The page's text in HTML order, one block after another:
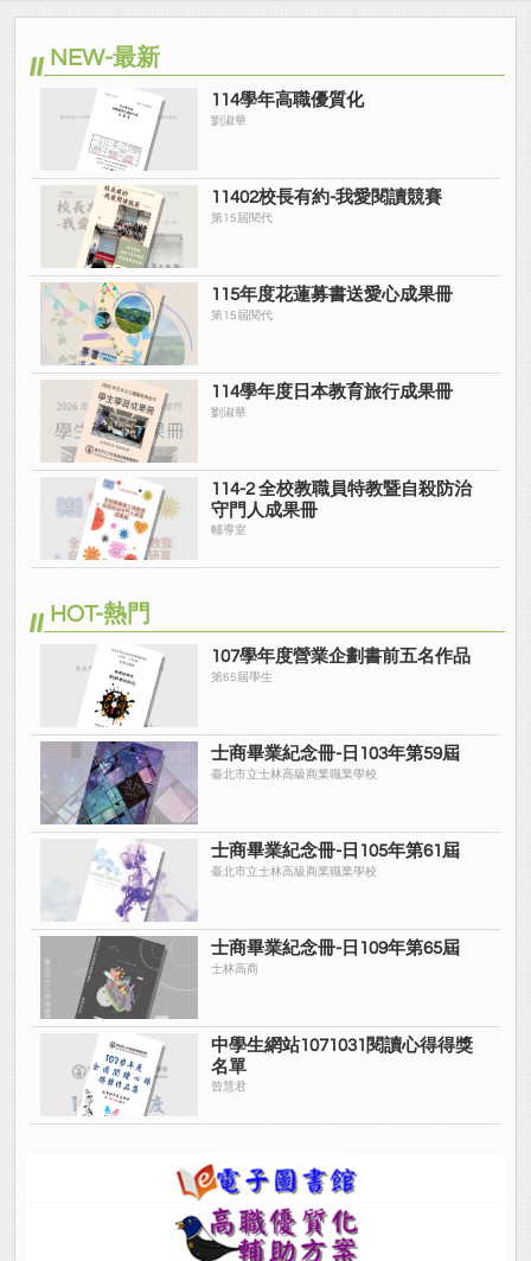
NEW-最新
114學年高職優質化
劉淑華
11402校長有約-我愛閱讀競賽
第15屆閱代
115年度花蓮募書送愛心成果冊
第15屆閱代
114學年度日本教育旅行成果冊
劉淑華
114-2 全校教職員特教暨自殺防治
守門人成果冊
輔導室
HOT-熱門
107學年度營業企劃書前五名作品
第65屆學生
士商畢業紀念冊-日103年第59屆
臺北市立士林高級商業職業學校
士商畢業紀念冊-日105年第61屆
臺北市立士林高級商業職業學校
士商畢業紀念冊-日109年第65屆
士林高商
中學生網站1071031閱讀心得得獎
名單
曾慧君